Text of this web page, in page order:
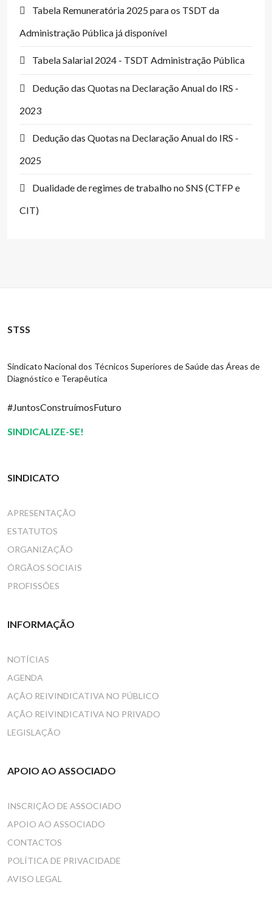
Tabela Remuneratória 2025 para os TSDT da
Administração Pública já disponível
Tabela Salarial 2024 - TSDT Administração Pública
Dedução das Quotas na Declaração Anual do IRS -
2023
Dedução das Quotas na Declaração Anual do IRS -
2025
Dualidade de regimes de trabalho no SNS (CTFP e
CIT)
STSS
Sindicato Nacional dos Técnicos Superiores de Saúde das Áreas de
Diagnóstico e Terapêutica
#JuntosConstruímosFuturo
SINDICALIZE-SE!
SINDICATO
APRESENTAÇÃO
ESTATUTOS
ORGANIZAÇÃO
ÓRGÃOS SOCIAIS
PROFISSÕES
INFORMAÇÃO
NOTÍCIAS
AGENDA
AÇÃO REIVINDICATIVA NO PÚBLICO
AÇÃO REIVINDICATIVA NO PRIVADO
LEGISLAÇÃO
APOIO AO ASSOCIADO
INSCRIÇÃO DE ASSOCIADO
APOIO AO ASSOCIADO
CONTACTOS
POLÍTICA DE PRIVACIDADE
AVISO LEGAL